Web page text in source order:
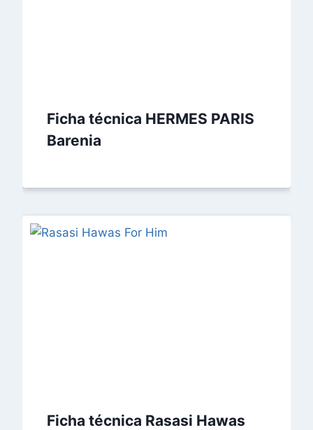
Ficha técnica HERMES PARIS
Barenia
Ficha técnica Rasasi Hawas